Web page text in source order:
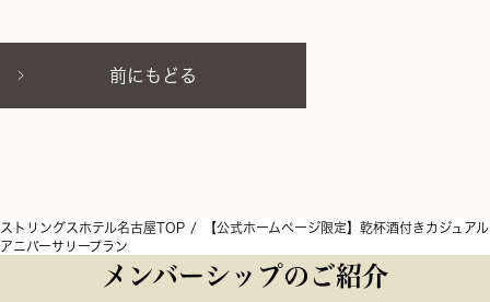
前にもどる
ストリングスホテル名古屋TOP
【公式ホームページ限定】乾杯酒付きカジュアル
アニバーサリープラン
メンバーシップのご紹介